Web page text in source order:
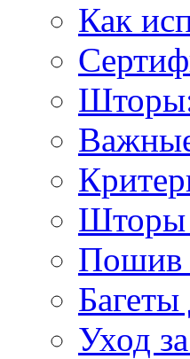
Как
Шторы:
Шторы
Пошив
Уход